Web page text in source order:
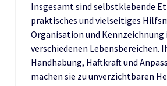
Insgesamt sind selbstklebende
praktisches und vielseitiges
Organisation und Kennzeichnung
verschiedenen Lebensbereichen.
Handhabung, Haftkraft und
machen sie zu unverzichtbaren